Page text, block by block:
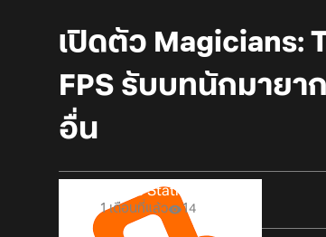
เปิดตัว Magicians:
FPS รับบทนักมาย
อื่น
Online Station
1 เดือนที่แล้ว 14